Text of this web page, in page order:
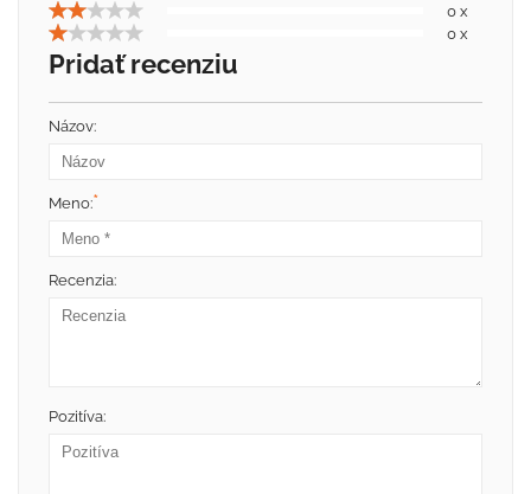
0 x
0 x
Pridať recenziu
Názov:
Meno:*
Recenzia:
Pozitíva: